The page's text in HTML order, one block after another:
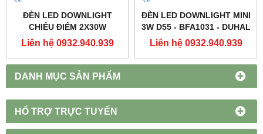
DANH MỤC SẢN PHẨM
HỔ TRỢ TRỰC TUYẾN
ĐÈN LED DOWNLIGHT
CHIẾU ĐIỂM 2X30W
250X137 - DFC2302 -
Liên hệ 0932.940.939
ĐÈN LED DOWNLIGHT MINI
3W D55 - BFA1031 - DUHAL
Liên hệ 0932.940.939